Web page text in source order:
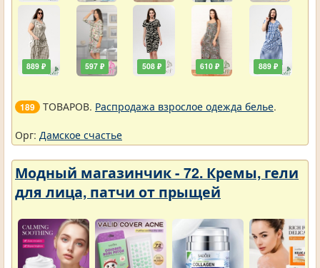
889 ₽ 597 ₽ 508 ₽ 610 ₽ 889 ₽
189 ТОВАРОВ. Распродажа взрослое одежда белье.
Орг: Дамское счастье
Модный магазинчик - 72. Кремы, гели
для лица, патчи от прыщей